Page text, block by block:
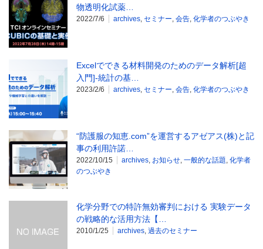
物透明化試薬…
2022/7/6 archives, セミナー, 会告, 化学者のつぶやき
Excelでできる材料開発のためのデータ解析[超
入門]-統計の基…
2023/2/6 archives, セミナー, 会告, 化学者のつぶやき
“防護服の知恵.com”を運営するアゼアス(株)と記
事の利用許諾…
2022/10/15 archives, お知らせ, 一般的な話題, 化学者
のつぶやき
化学分野での特許無効審判における 実験データ
の戦略的な活用方法【…
2010/1/25 archives, 過去のセミナー